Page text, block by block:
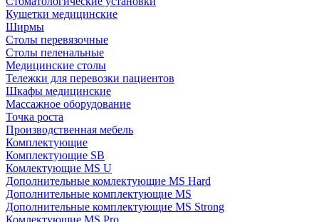
Кушетки медицинские
Ширмы
Столы перевязочные
Столы пеленальные
Медицинские столы
Тележки для перевозки пациентов
Шкафы медицинские
Массажное оборудование
Точка роста
Производственная мебель
Комплектующие
Комплектующие SB
Комлектующие MS U
Дополнительные комлектующие MS Hard
Дополнительные комплектующие MS
Дополнительные комплектующие MS Strong
Комлектующие MS Pro